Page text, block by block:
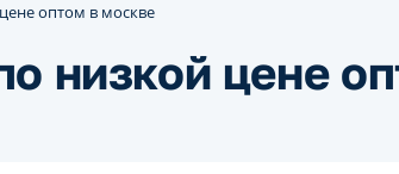
оптом в москве
низкой цене